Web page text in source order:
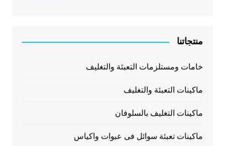
منتجاتنا
خامات ومستلزمات التعبئة والتغليف
ماكينات التعبئة والتغليف
ماكينات التغليف بالسلوفان
ماكينات تعبئة سوائل فى عبوات واكياس